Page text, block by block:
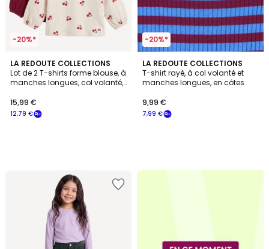
-20%*
LA REDOUTE COLLECTIONS
Lot de 2 T-shirts forme blouse, à
manches longues, col volanté,
12,79 €
15,99 €
-20%*
LA REDOUTE COLLECTIONS
T-shirt rayé, à col volanté et
manches longues, en côtes
7,99 €
9,99 €